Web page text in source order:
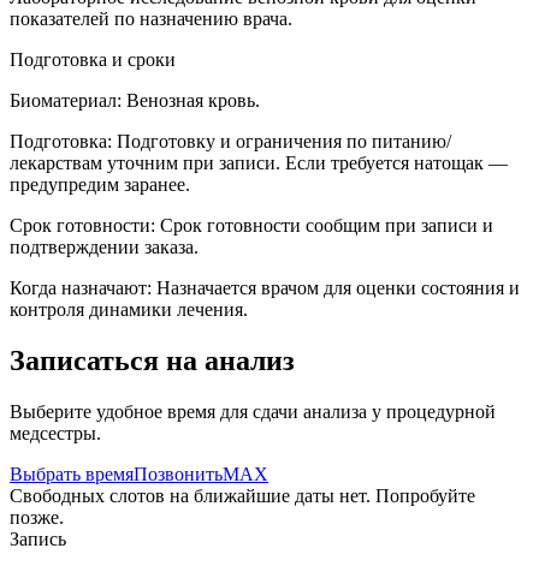
показателей по назначению врача.
Подготовка и сроки
Биоматериал: Венозная кровь.
Подготовка: Подготовку и ограничения по питанию/
лекарствам уточним при записи. Если требуется натощак —
предупредим заранее.
Срок готовности: Срок готовности сообщим при записи и
подтверждении заказа.
Когда назначают: Назначается врачом для оценки состояния и
контроля динамики лечения.
Записаться на анализ
Выберите удобное время для сдачи анализа у процедурной
медсестры.
Выбрать времяПозвонитьMAX
Свободных слотов на ближайшие даты нет. Попробуйте
позже.
Запись